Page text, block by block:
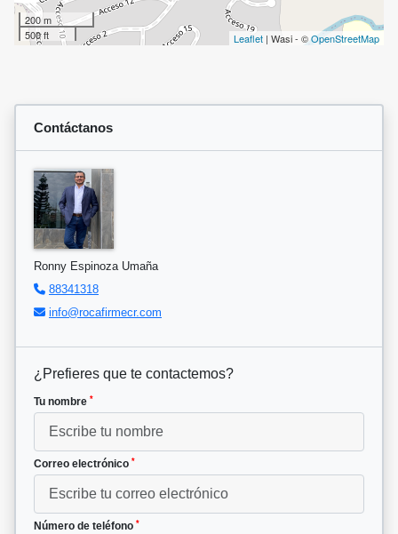
200 m
500 ft
Leaflet | Wasi - ©OpenStreetMap
Contáctanos
Ronny Espinoza Umaña
88341318
info@rocafirmecr.com
¿Prefieres que te contactemos?
Tu nombre *
Correo electrónico *
Número de teléfono *